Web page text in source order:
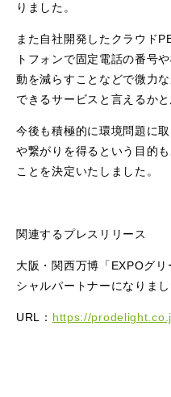
りました。
また自社開発したクラウド
トフォンで固定電話の番号
動を減らすことなどで微力
できるサービスと言えるかと
今後も積極的に環境問題に
や繋がりを得るという目的
ことを決定いたしました。
関連するプレスリリース
大阪・関西万博「EXPOグ
シャルパートナーになりまし
URL： https://